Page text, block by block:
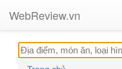
WebReview.vn